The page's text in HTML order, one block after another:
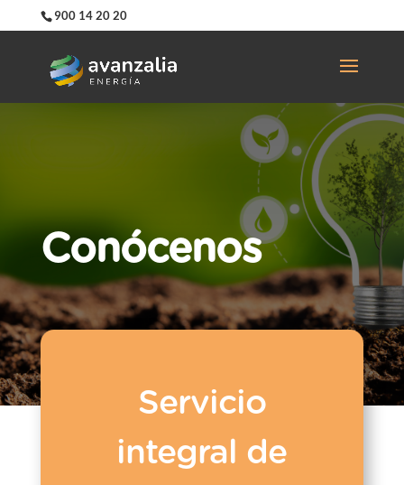
900 14 20 20
Conócenos
Servicio
integral de